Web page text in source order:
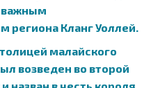
важным
Кланг Уоллей.
малайского
возведен во второй